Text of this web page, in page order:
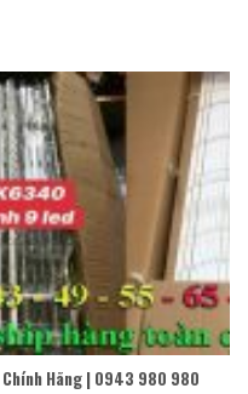
Chính Hãng | 0943 980 980